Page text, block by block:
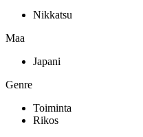
Nikkatsu
Maa
Japani
Genre
Toiminta
Rikos